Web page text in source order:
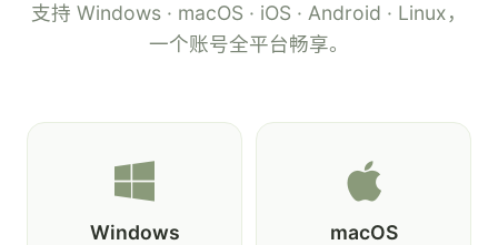
支持 Windows · macOS · iOS · Android · Linux，
一个账号全平台畅享。
Windows macOS